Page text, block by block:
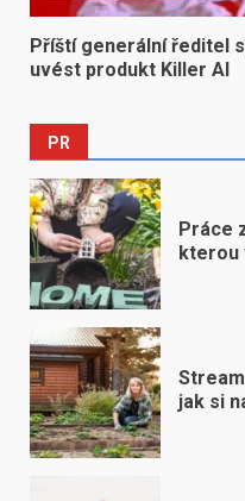
Příští generální ředitel
uvést produkt Killer AI
PR
Práce
kterou
jak si